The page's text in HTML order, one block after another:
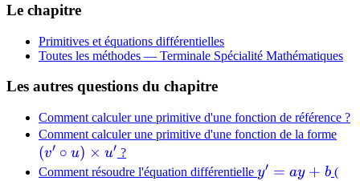
Le chapitre
Primitives et équations différentielles
Toutes les méthodes — Terminale Spécialité Mathématiques
Les autres questions du chapitre
Comment calculer une primitive d'une fonction de référence ?
Comment calculer une primitive d'une fonction de la forme
u)
(v′ ∘ u) × u′ ?
Comment résoudre l'équation différentielle y'
y′ = ay + b(a